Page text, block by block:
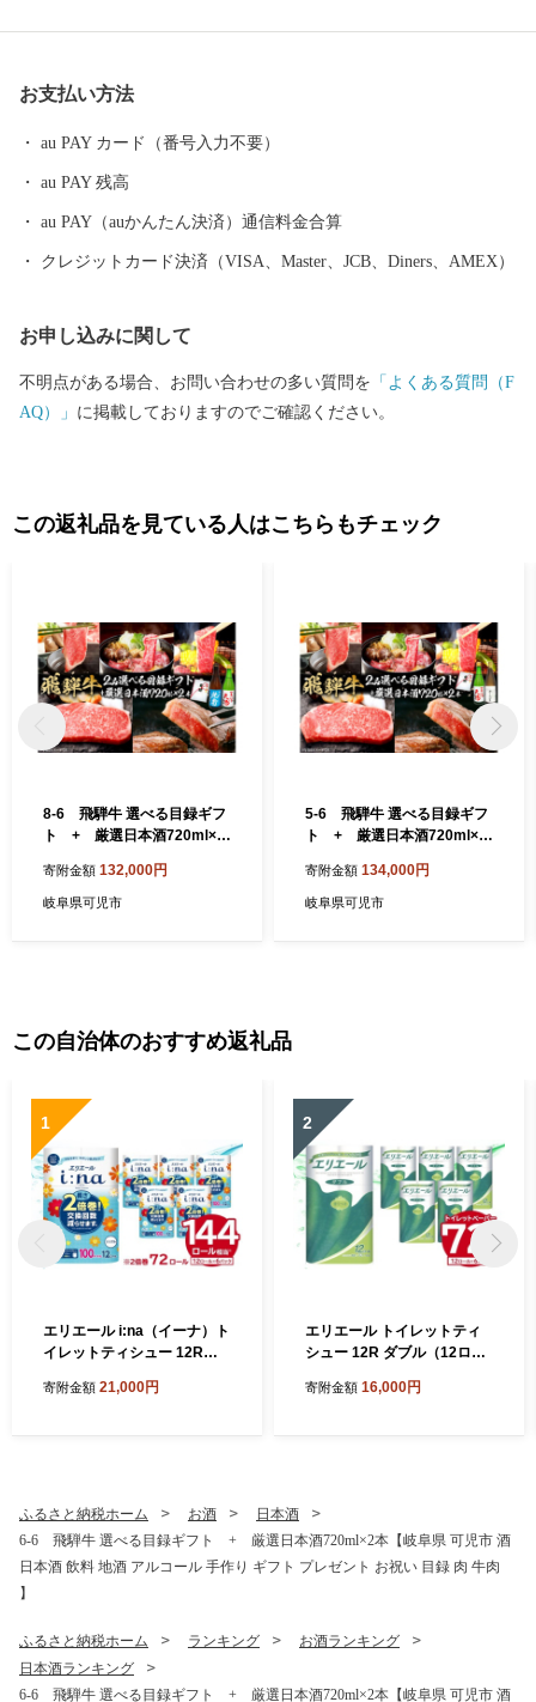
あり、志野などの焼き物がつくられました。中でも国宝の志野茶
わん「卯花墻」がつくられ、人間国宝・荒川豊蔵が作陶を行った
自然、歴史、文化を次の世代に引き継ぎ、「若い世代が住みたい
と感じる魅力あるまち」「住みごこち一番・可児」を目指してい
～１８時 ※土・日・祝、年末年始は除く。) 電話：050-5527-2
027 メールアドレス：support@kani.furusato-lg.jp 【ワンストップ
特例申請書の提出期限等】 提出期限 令和8年1月10日（土）必着
お支払い方法
au PAY カード（番号入力不要）
au PAY 残高
au PAY（auかんたん決済）通信料金合算
クレジットカード決済（VISA、Master、JCB、Diners、AMEX）
お申し込みに関して
不明点がある場合、お問い合わせの多い質問を 「よくある質問（F
AQ）」 に掲載しておりますのでご確認ください。
この返礼品を見ている人はこちらもチェック
8-6 飛騨牛 選べる目録ギフ
ト + 厳選日本酒720ml×2
飲料 地酒 アルコール 手作り
ギフト プレゼント お祝い 目
寄附金額 132,000円
岐阜県可児市
5-6 飛騨牛 選べる目録ギフ
ト + 厳選日本酒720ml×2
飲料 地酒 アルコール 手作り
ギフト プレゼント お祝い 目
寄附金額 134,000円
岐阜県可児市
この自治体のおすすめ返礼品
1
エリエール i:na（イーナ）ト
イレットティシュー 12Rシ
ル×6パック） 【 トイレット
阜県 可児市 】
寄附金額 21,000円
2
エリエール トイレットティ
シュー 12R ダブル（12ロー
ペーパー 香り付き 30m巻 日
寄附金額 16,000円
ふるさと納税ホーム お酒
日本酒
6-6 飛騨牛 選べる目録ギフト + 厳選日本酒720ml×2本【岐阜県 可児市 酒
日本酒 飲料 地酒 アルコール 手作り ギフト プレゼント お祝い 目録 肉 牛肉
】
ふるさと納税ホーム ランキング
お酒ランキング
日本酒ランキング
6-6 飛騨牛 選べる目録ギフト + 厳選日本酒720ml×2本【岐阜県 可児市 酒